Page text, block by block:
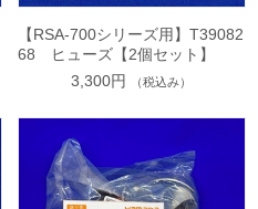
【RSA-700シリーズ用】T39082
68 ヒューズ【2個セット】
3,300円
（税込み）